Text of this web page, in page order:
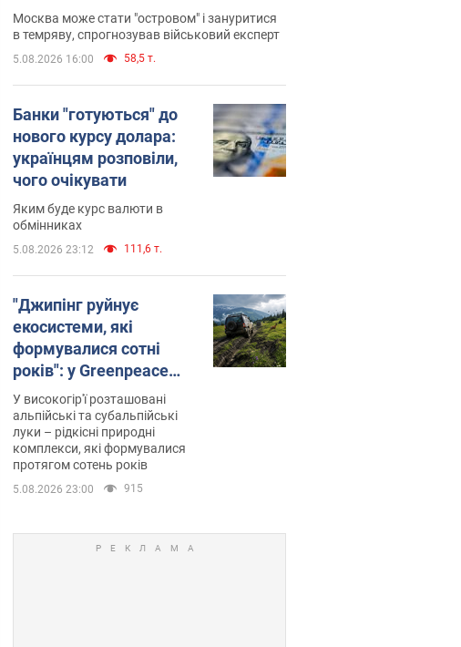
Москва може стати "островом" і зануритися
в темряву, спрогнозував військовий експерт
5.08.2026 16:00 58,5 т.
Банки "готуються" до
нового курсу долара:
українцям розповіли,
чого очікувати
Яким буде курс валюти в
обмінниках
5.08.2026 23:12 111,6 т.
"Джипінг руйнує
екосистеми, які
формувалися сотні
років": у Greenpeace
забили на сполох
У високогір'ї розташовані
альпійські та субальпійські
луки – рідкісні природні
комплекси, які формувалися
протягом сотень років
5.08.2026 23:00 915